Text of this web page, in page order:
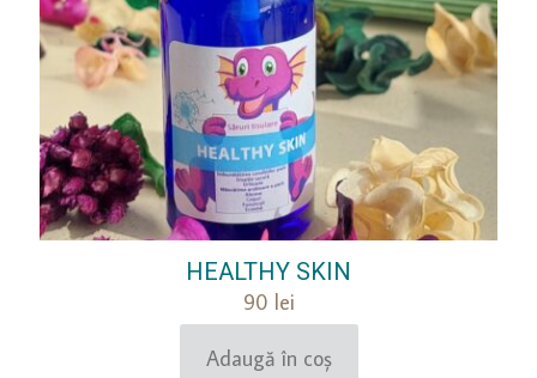
HEALTHY SKIN
90 lei
Adaugă în coș